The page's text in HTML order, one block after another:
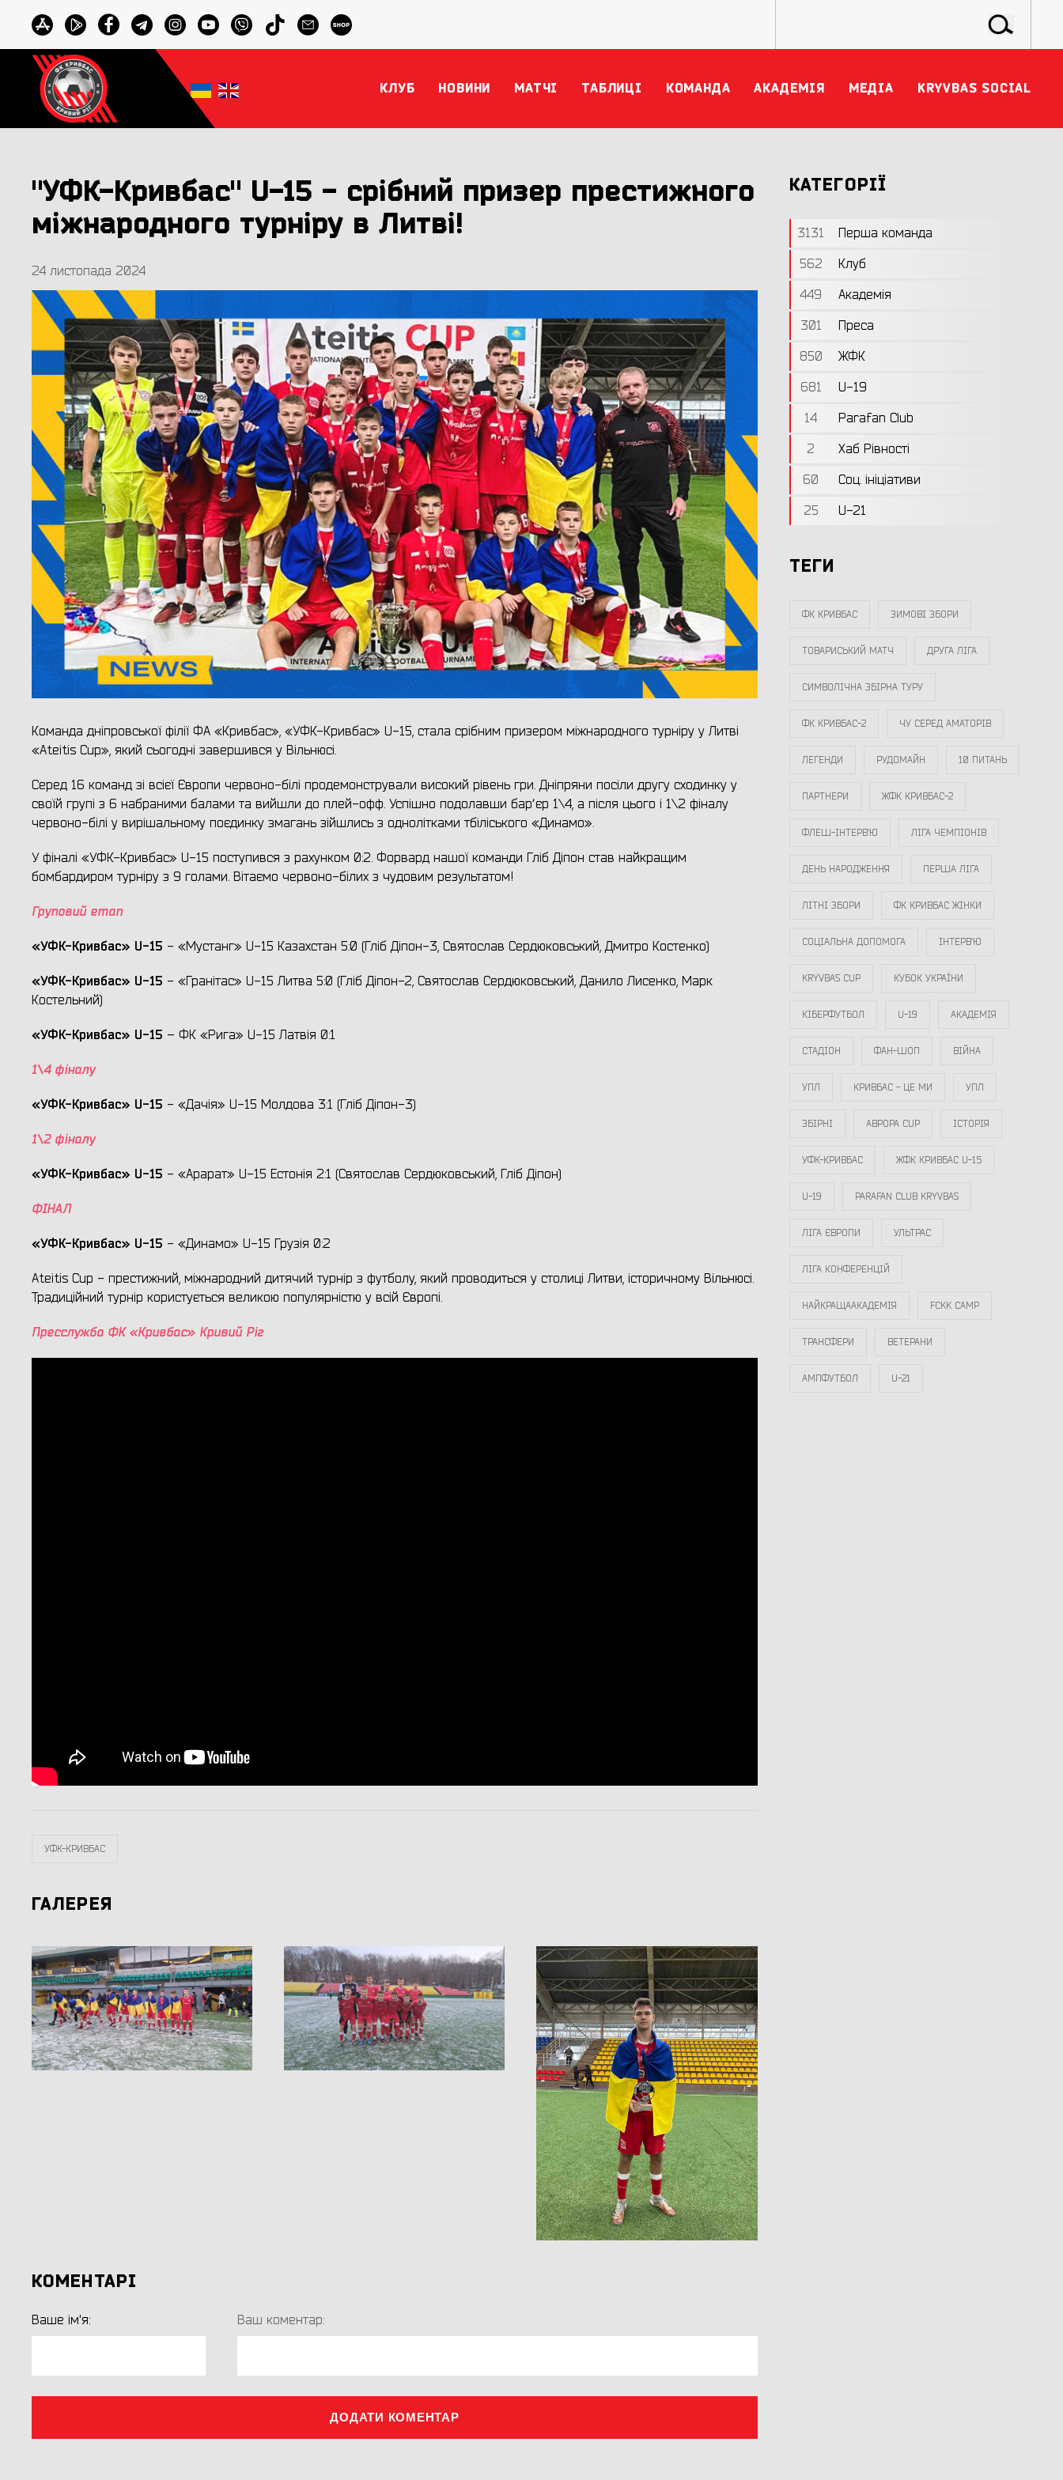
КЛУБ НОВИНИ МАТЧІ ТАБЛИЦІ КОМАНДА АКАДЕМІЯ МЕДІА KRYVBAS SOCIAL
"УФК-Кривбас" U-15 - срібний призер престижного
міжнародного турніру в Литві!
24 листопада 2024
Команда дніпровської філії ФА «Кривбас», «УФК-Кривбас» U-15, стала срібним призером міжнародного турніру у Литві
«Ateitis Cup», який сьогодні завершився у Вільнюсі.
Серед 16 команд зі всієї Європи червоно-білі продемонстрували високий рівень гри. Дніпряни посіли другу сходинку у
своїй групі з 6 набраними балами та вийшли до плей-офф. Успішно подолавши барʼєр 1\4, а після цього і 1\2 фіналу
червоно-білі у вирішальному поєдинку змагань зійшлись з однолітками тбіліського «Динамо».
У фіналі «УФК-Кривбас» U-15 поступився з рахунком 0:2. Форвард нашої команди Гліб Діпон став найкращим
бомбардиром турніру з 9 голами. Вітаємо червоно-білих з чудовим результатом!
Груповий етап
«УФК-Кривбас» U-15 - «Мустанг» U-15 Казахстан 5:0 (Гліб Діпон-3, Святослав Сердюковський, Дмитро Костенко)
«УФК-Кривбас» U-15 - «Гранітас» U-15 Литва 5:0 (Гліб Діпон-2, Святослав Сердюковський, Данило Лисенко, Марк
Костельний)
«УФК-Кривбас» U-15 – ФК «Рига» U-15 Латвія 0:1
1\4 фіналу
«УФК-Кривбас» U-15 - «Дачія» U-15 Молдова 3:1 (Гліб Діпон-3)
1\2 фіналу
«УФК-Кривбас» U-15 - «Арарат» U-15 Естонія 2:1 (Святослав Сердюковський, Гліб Діпон)
ФІНАЛ
«УФК-Кривбас» U-15 - «Динамо» U-15 Грузія 0:2
Ateitis Cup - престижний, міжнародний дитячий турнір з футболу, який проводиться у столиці Литви, історичному Вільнюсі.
Традиційний турнір користується великою популярністю у всій Європі.
Пресслужба ФК «Кривбас» Кривий Ріг
УФК-КРИВБАС
ГАЛЕРЕЯ
КОМЕНТАРІ
Ваше ім'я: Ваш коментар:
ДОДАТИ КОМЕНТАР
КАТЕГОРІЇ
3131
Перша команда
562
Клуб
449
Академія
301
Преса
850
ЖФК
681
U-19
14
Parafan Club
2
Хаб Рівності
60
Соц. ініціативи
25
U-21
ТЕГИ
ФК КРИВБАС ЗИМОВІ ЗБОРИ
ТОВАРИСЬКИЙ МАТЧ ДРУГА ЛІГА
СИМВОЛІЧНА ЗБІРНА ТУРУ
ФК КРИВБАС-2 ЧУ СЕРЕД АМАТОРІВ
ЛЕГЕНДИ РУДОМАЙН 10 ПИТАНЬ
ПАРТНЕРИ ЖФК КРИВБАС-2
ФЛЕШ-ІНТЕРВ`Ю ЛІГА ЧЕМПІОНІВ
ДЕНЬ НАРОДЖЕННЯ ПЕРША ЛІГА
ЛІТНІ ЗБОРИ ФК КРИВБАС ЖІНКИ
СОЦІАЛЬНА ДОПОМОГА ІНТЕРВ`Ю
KRYVBAS CUP КУБОК УКРАЇНИ
КІБЕРФУТБОЛ U-19 АКАДЕМІЯ
СТАДІОН ФАН-ШОП ВІЙНА
УПЛ КРИВБАС - ЦЕ МИ УПЛ
ЗБІРНІ АВРОРА CUP ІСТОРІЯ
УФК-КРИВБАС ЖФК КРИВБАС U-15
U-19 PARAFAN CLUB KRYVBAS
ЛІГА ЄВРОПИ УЛЬТРАС
ЛІГА КОНФЕРЕНЦІЙ
НАЙКРАЩААКАДЕМІЯ FCKK CAMP
ТРАНСФЕРИ ВЕТЕРАНИ
АМПФУТБОЛ U-21